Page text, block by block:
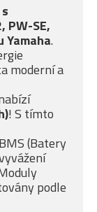
PW-SE,
Yamaha.
moderní a
! S tímto
(Batery
podle